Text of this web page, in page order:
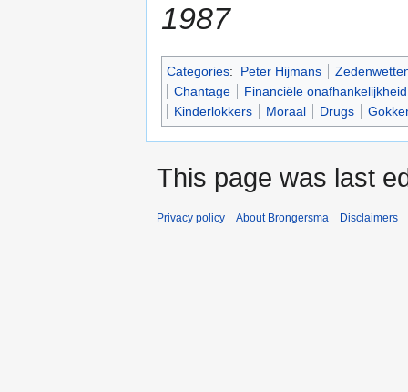
1987
Categories: Peter Hijmans
Chantage
Financiële
Kinderlokkers
Moraal Drugs
This page was last
Privacy policy About Brongersma Disclaimers